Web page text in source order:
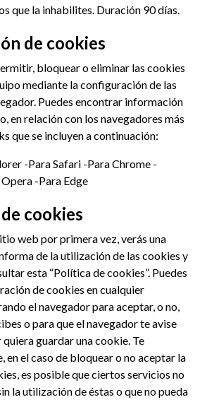
que la inhabilites. Duración 90 días.
de cookies
bloquear o eliminar las cookies
mediante la configuración de las
Puedes encontrar información
en relación con los navegadores más
que se incluyen a continuación:
-ParaSafari -ParaChrome -
Opera -Para Edge
cookies
web por primera vez, verás una
de la utilización de las cookies y
esta “Política de cookies”. Puedes
de cookies en cualquier
el navegador para aceptar, o no,
o para que el navegador te avise
guardar una cookie. Te
en el caso de bloquear o no aceptar la
es posible que ciertos servicios no
la utilización de éstas o que no pueda